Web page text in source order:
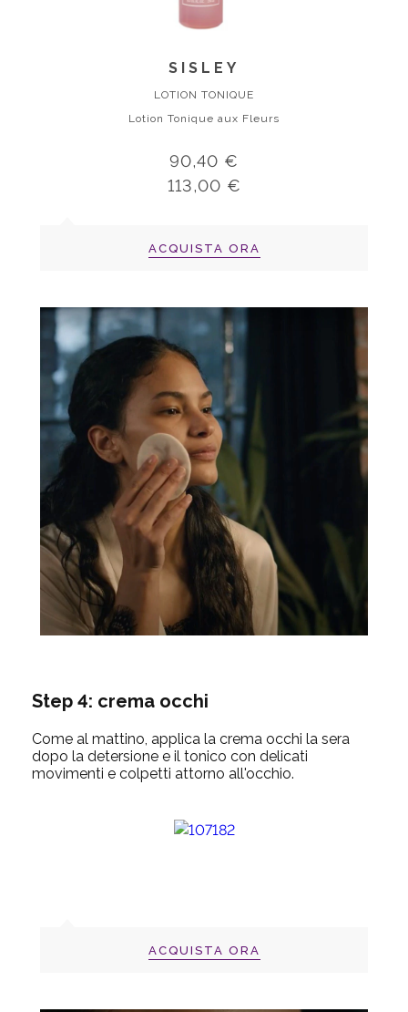
SISLEY
LOTION TONIQUE
Lotion Tonique aux Fleurs
90,40 €
113,00 €
ACQUISTA ORA
Step 4: crema occhi
Come al mattino, applica la crema occhi la sera
dopo la detersione e il tonico con delicati
movimenti e colpetti attorno all'occhio.
ACQUISTA ORA